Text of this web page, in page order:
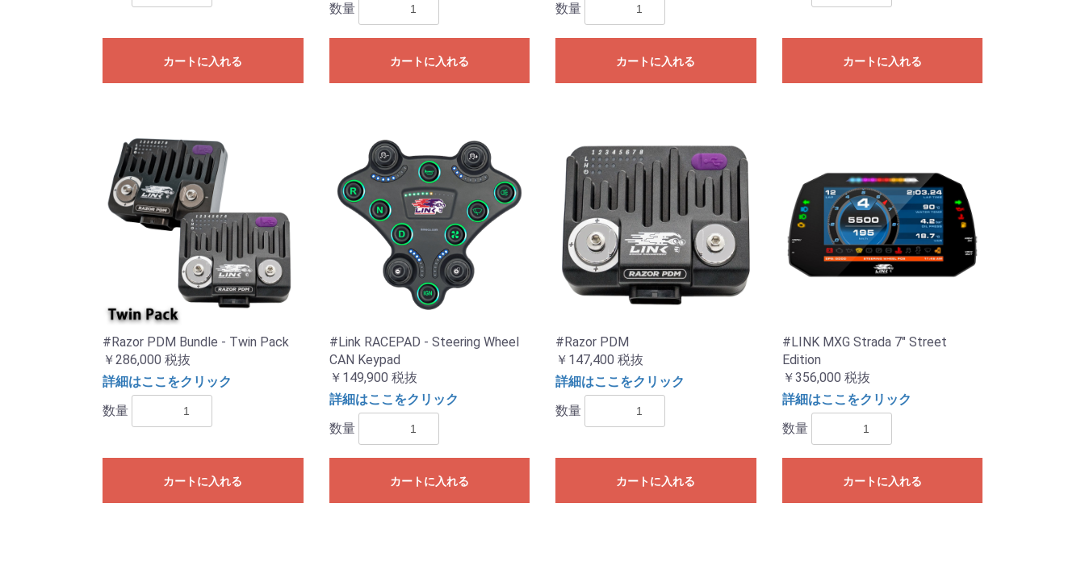
カートに入れる
数量
カートに入れる
数量
カートに入れる カートに入れる
#Razor PDM Bundle - Twin Pack
￥286,000 税抜
詳細はここをクリック
数量
カートに入れる
#Link RACEPAD - Steering Wheel
CAN Keypad
￥149,900 税抜
詳細はここをクリック
数量
カートに入れる
#Razor PDM
￥147,400 税抜
詳細はここをクリック
数量
カートに入れる
#LINK MXG Strada 7" Street
Edition
￥356,000 税抜
詳細はここをクリック
数量
カートに入れる